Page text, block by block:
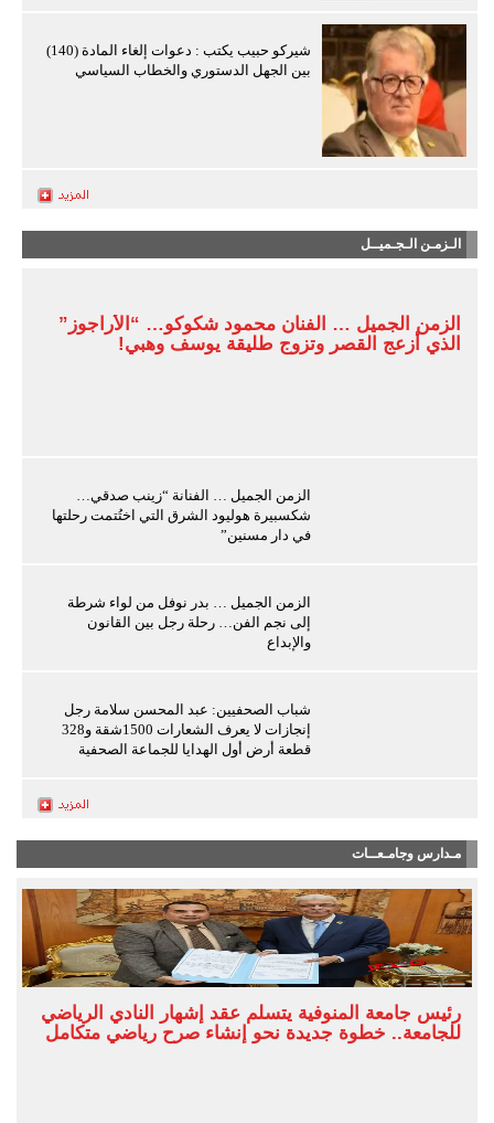
شيركو حبيب يكتب : دعوات إلغاء المادة (140)
بين الجهل الدستوري والخطاب السياسي
الـزمـن الـجـميــل
الزمن الجميل … الفنان محمود شكوكو… “الأراجوز”
الذي أزعج القصر وتزوج طليقة يوسف وهبي!
الزمن الجميل … الفنانة “زينب صدقي…
شكسبيرة هوليود الشرق التي اختُتمت رحلتها
في دار مسنين”
الزمن الجميل … بدر نوفل من لواء شرطة
إلى نجم الفن… رحلة رجل بين القانون
والإبداع
شباب الصحفيين: عبد المحسن سلامة رجل
إنجازات لا يعرف الشعارات 1500شقة و328
قطعة أرض أول الهدايا للجماعة الصحفية
مـدارس وجامـعــات
رئيس جامعة المنوفية يتسلم عقد إشهار النادي الرياضي
للجامعة.. خطوة جديدة نحو إنشاء صرح رياضي متكامل